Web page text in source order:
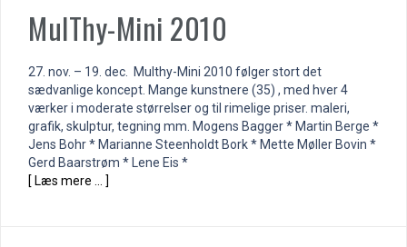
MulThy-Mini 2010
27. nov. – 19. dec. Multhy-Mini 2010 følger stort det
sædvanlige koncept. Mange kunstnere (35) , med hver 4
værker i moderate størrelser og til rimelige priser. maleri,
grafik, skulptur, tegning mm. Mogens Bagger * Martin Berge *
Jens Bohr * Marianne Steenholdt Bork * Mette Møller Bovin *
Gerd Baarstrøm * Lene Eis *
[ Læs mere … ]